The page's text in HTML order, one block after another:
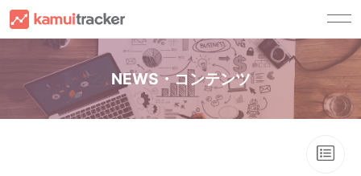
NEWS・コンテンツ
サービス一覧
kamui trackerとは
キャスティングサービス
顧客別ソリューション
YouTuberの方へ
導入事例